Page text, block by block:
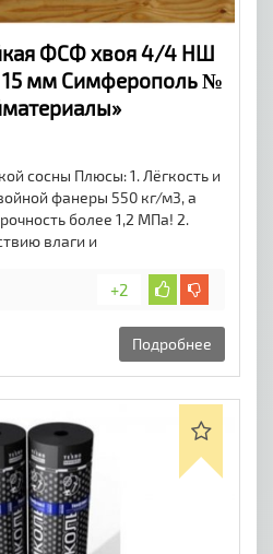
ФСФ хвоя 4/4 НШ
15 мм Симферополь №
сосны Плюсы: 1. Лёгкость и
фанеры 550 кг/м3, а
более 1,2 МПа! 2.
влаги и
+2
Подробнее